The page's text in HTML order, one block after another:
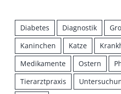
Diabetes Diagnostik
Kaninchen
Katze
Medikamente
Ostern
Tierarztpraxis